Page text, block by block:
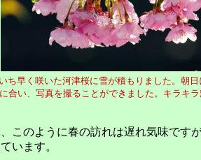
ち早く咲いた河津桜に雪が積もりました。朝
真を撮ることができました。キラキラ輝
このように春の訪れは遅れ気味です
います。